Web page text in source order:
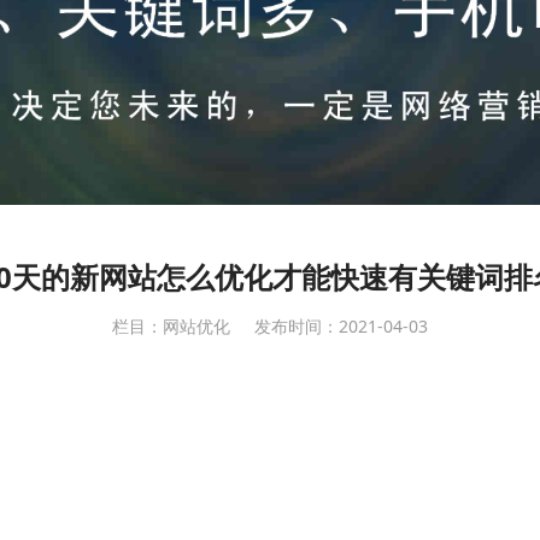
天的新网站怎么优化才能快速有关键词
栏目：网站优化 发布时间：2021-04-03